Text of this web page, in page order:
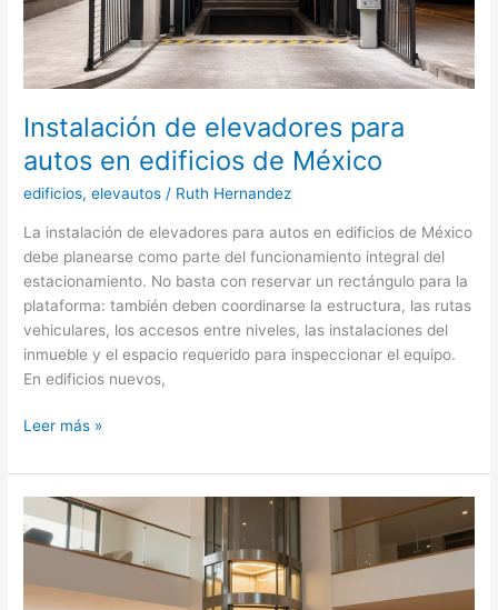
Instalación de elevadores para
autos en edificios de México
edificios,elevautos / Ruth Hernandez
La instalación de elevadores para autos en edificios de México
debe planearse como parte del funcionamiento integral del
estacionamiento. No basta con reservar un rectángulo para la
plataforma: también deben coordinarse la estructura, las rutas
vehiculares, los accesos entre niveles, las instalaciones del
inmueble y el espacio requerido para inspeccionar el equipo.
En edificios nuevos,
Instalación
elevadores
para
autos
en
Leer más »